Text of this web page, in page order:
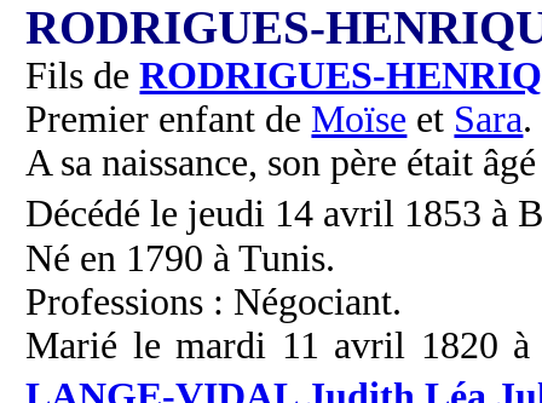
RODRIGUES-
Fils deRODRIGUES-
Premier enfant de Moïse et Sara.
A sa naissance, son père était
Décédé le jeudi 14 avril 1853 à
Né en 1790 à Tunis.
Professions : Négociant.
Marié le mardi 11 avril 1820 à